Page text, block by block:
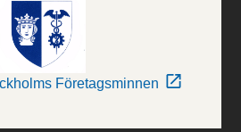
Företagsminnen